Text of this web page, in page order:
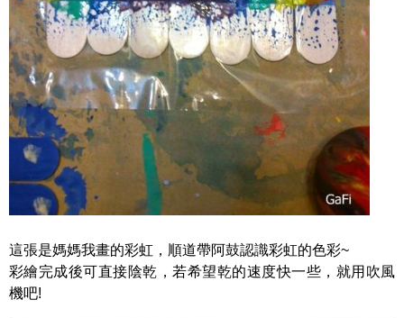
這張是媽媽我畫的彩虹，順道帶阿鼓認識彩虹的色彩~
彩繪完成後可直接陰乾，若希望乾的速度快一些，就用吹風
機吧!